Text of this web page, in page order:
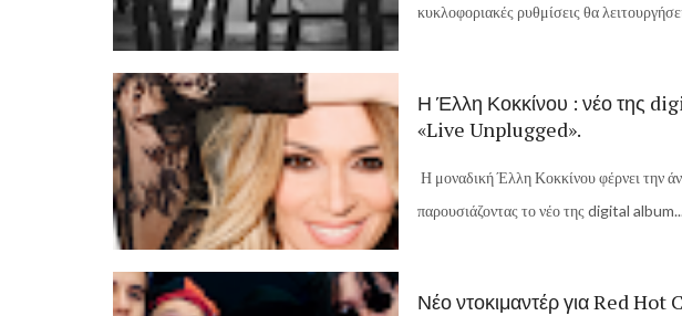
κυκλοφοριακές ρυθμίσεις θα
Η Έλλη Κοκκίνου : νέο της
«Live Unplugged».
Η μοναδική Έλλη Κοκκίνου φέρνει την
παρουσιάζοντας το νέο της digital
Νέο ντοκιμαντέρ για Red